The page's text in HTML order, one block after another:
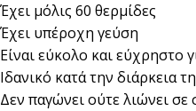
Έχει μόλις 60 θερμίδες
Έχει υπέροχη γεύση
Είναι εύκολο και εύχρηστο
Ιδανικό κατά την διάρκεια
Δεν παγώνει ούτε λιώνει